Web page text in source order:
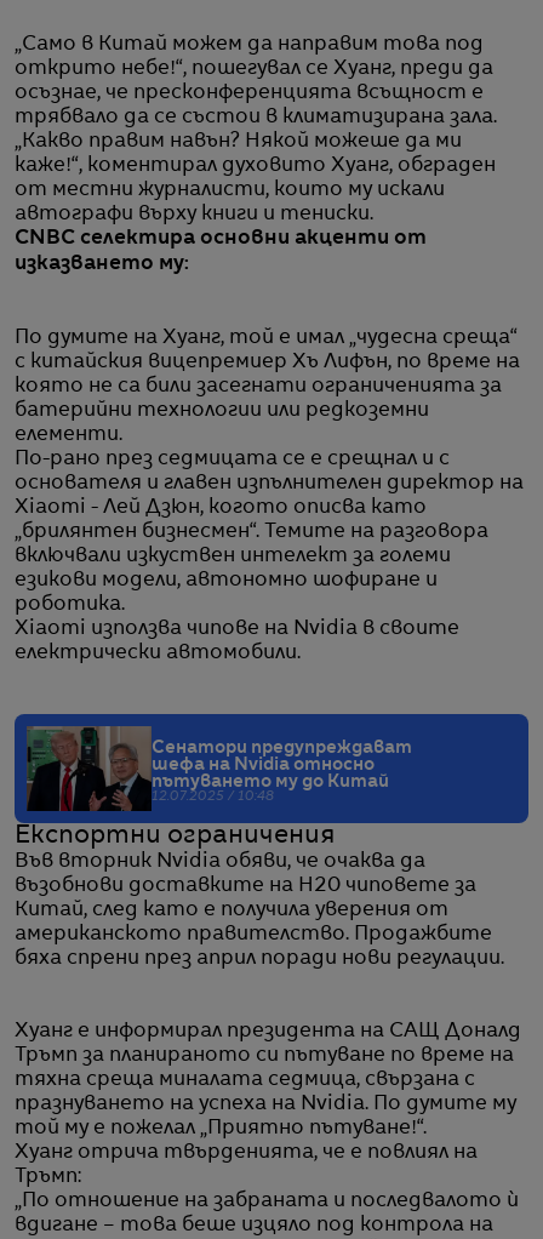
„Само в Китай можем да направим това под
открито небе!“, пошегувал се Хуанг, преди да
осъзнае, че пресконференцията всъщност е
трябвало да се състои в климатизирана зала.
„Какво правим навън? Някой можеше да ми
каже!“, коментирал духовито Хуанг, обграден
от местни журналисти, които му искали
автографи върху книги и тениски.
CNBC селектира основни акценти от
изказването му:
По думите на Хуанг, той е имал „чудесна среща“
с китайския вицепремиер Хъ Лифън, по време на
която не са били засегнати ограниченията за
батерийни технологии или редкоземни
елементи.
По-рано през седмицата се е срещнал и с
основателя и главен изпълнителен директор на
Xiaomi - Лей Дзюн, когото описва като
„брилянтен бизнесмен“. Темите на разговора
включвали изкуствен интелект за големи
езикови модели, автономно шофиране и
роботика.
Xiaomi използва чипове на Nvidia в своите
електрически автомобили.
Сенатори предупреждават
шефa на Nvidia относно
пътуването му до Китай
12.07.2025 / 10:48
Експортни ограничения
Във вторник Nvidia обяви, че очаква да
възобнови доставките на H20 чиповете за
Китай, след като е получила уверения от
американското правителство. Продажбите
бяха спрени през април поради нови регулации.
Хуанг е информирал президента на САЩ Доналд
Тръмп за планираното си пътуване по време на
тяхна среща миналата седмица, свързана с
празнуването на успеха на Nvidia. По думите му
той му е пожелал „Приятно пътуване!“.
Хуанг отрича твърденията, че е повлиял на
Тръмп:
„По отношение на забраната и последвалото ѝ
вдигане – това беше изцяло под контрола на